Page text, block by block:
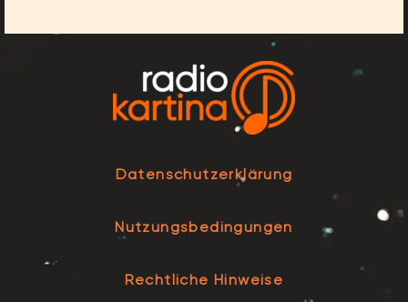
Datenschutzerklärung
Nutzungsbedingungen
Rechtliche Hinweise